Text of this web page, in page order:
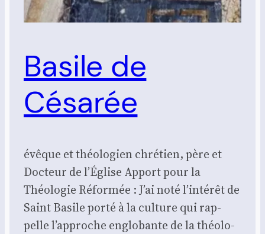
Basile de
Césarée
évêque et théologien chrétien, père et
Docteur de l’Église Apport pour la
Théologie Réformée : J’ai noté l’in­té­rêt de
Saint Basile por­té à la culture qui rap­
pelle l’ap­proche englo­bante de la théo­lo­